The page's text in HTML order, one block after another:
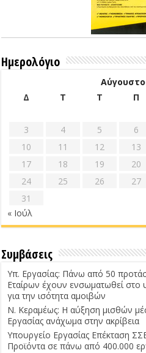
Ημερολόγιο
Δ
Τ Τ Π
3
4 5 6
10
11 12 13
17
18 19 20
24
25 26 27
31
« Ιούλ
Συμβάσεις
Υπ. Εργασίας: Πάνω από 50
Εταίρων έχουν ενσωματωθεί
για την ισότητα αμοιβών
Ν. Κεραμέως: Η αύξηση μισθών
Εργασίας ανάχωμα στην ακρίβεια
Υπουργείο Εργασίας Επέκταση
Προϊόντα σε πάνω από 400.000